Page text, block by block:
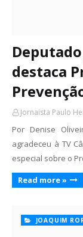
destaca
Jornaista Paulo
Por Denise
agradeceu à TV
especial sobre o
Read more »
JOAQUIM